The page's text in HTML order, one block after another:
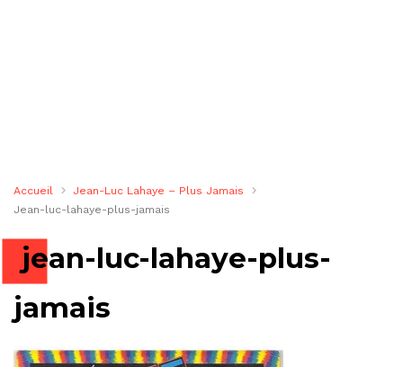
Accueil
Jean-Luc Lahaye – Plus Jamais
Jean-luc-lahaye-plus-jamais
jean-luc-lahaye-plus-
jamais